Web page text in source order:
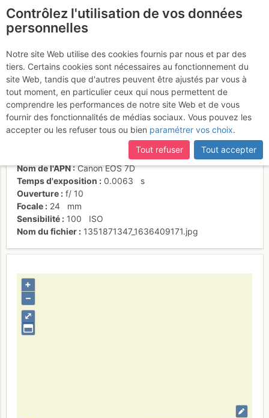
Goulotte Burnier-Vogler
Activités
Date/heure
20 oct. 2012 10:01
Contributeur
Plov
individuel (CC by-nc-nd)
Nom de l'APN
Canon EOS 7D
Temps d'exposition
0.0063
s
Ouverture
f/ 10
Focale
24
mm
Sensibilité
100
ISO
Nom du fichier
1351871347_1636409171.jpg
⤢
+
–
Contrôlez l'utilisation de vos données
personnelles
Notre site Web utilise des cookies fournis par nous et par des
tiers. Certains cookies sont nécessaires au fonctionnement du
site Web, tandis que d'autres peuvent être ajustés par vous à
tout moment, en particulier ceux qui nous permettent de
comprendre les performances de notre site Web et de vous
fournir des fonctionnalités de médias sociaux. Vous pouvez les
accepter ou les refuser tous ou bien paramétrer vos choix.
Tout refuser
Tout accepter